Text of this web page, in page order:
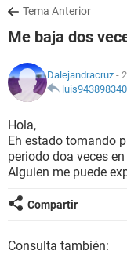
SALUD
FAMILIA
NUTRICIÓN
BIENESTAR
SEXUALIDAD
GLOSARIO
Tema Anterior
Me baja dos
Dalejandracruz -
Hola,
Eh estado tomando
periodo doa veces
Alguien me puede
Compartir
Consulta también: